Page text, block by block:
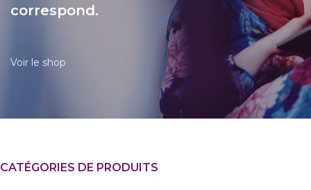
correspond.
Voir le shop
CATÉGORIES DE PRODUITS